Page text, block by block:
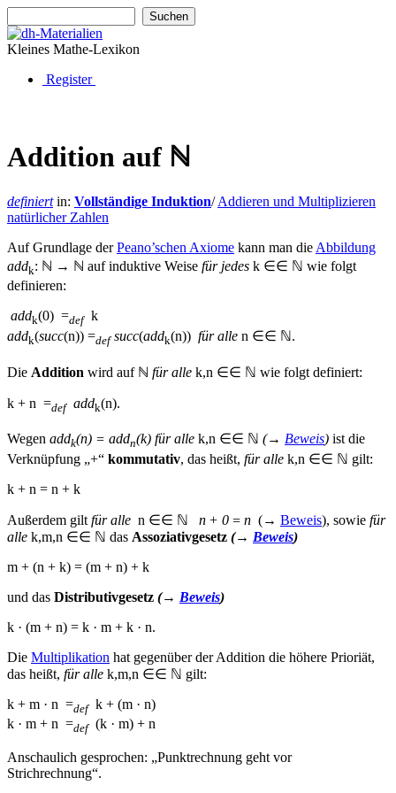
Kleines Mathe-Lexikon
Register
Addition auf ℕ
definiertin: Vollständige Induktion/Addieren und Multiplizieren
natürlicher Zahlen
Auf Grundlage derPeano’schen Axiome kann man die Abbildung
addk: ℕ → ℕ auf induktive Weise für jedes k ∈∈ ℕ wie folgt
definieren:
addk(0) =defk
addk(succ(n)) =def succ(addk(n)) für alle n ∈∈ ℕ.
Die Addition wird auf ℕ für alle k,n ∈∈ ℕ wie folgt definiert:
k + n =def addk(n).
Wegen addk(n) = addn(k) für alle k,n ∈∈ ℕ (→ Beweis) ist die
Verknüpfung „+“ kommutativ, das heißt, für alle k,n ∈∈ ℕ gilt:
k + n = n + k
Außerdem gilt für alle n ∈∈ ℕ n + 0 = n (→ Beweis), sowie für
alle k,m,n ∈∈ ℕ das Assoziativgesetz (→ Beweis)
m + (n + k) = (m + n) + k
und das Distributivgesetz (→ Beweis)
k · (m + n) = k · m + k · n.
Die Multiplikation hat gegenüber der Addition die höhere Prioriät,
das heißt, für alle k,m,n ∈∈ ℕ gilt:
k + m · n =def k + (m · n)
k · m + n =def (k · m) + n
Anschaulich gesprochen: „Punktrechnung geht vor
Strichrechnung“.